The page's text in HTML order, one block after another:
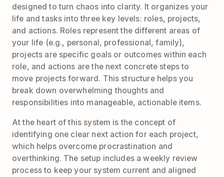
designed to turn chaos into clarity. It organizes your
life and tasks into three key levels: roles, projects,
and actions. Roles represent the different areas of
your life (e.g., personal, professional, family),
projects are specific goals or outcomes within each
role, and actions are the next concrete steps to
move projects forward. This structure helps you
break down overwhelming thoughts and
responsibilities into manageable, actionable items.
At the heart of this system is the concept of
identifying one clear next action for each project,
which helps overcome procrastination and
overthinking. The setup includes a weekly review
process to keep your system current and aligned